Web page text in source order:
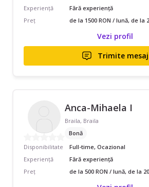
Experiență
Fără experiență
Preț
de la 1500 RON / lună, de la
Vezi profil
Trimite mesaj
Anca-Mihaela I
Braila, Braila
Bonă
Disponibilitate
Full-time, Ocazional
Experiență
Fără experiență
Preț
de la 500 RON / lună, de la